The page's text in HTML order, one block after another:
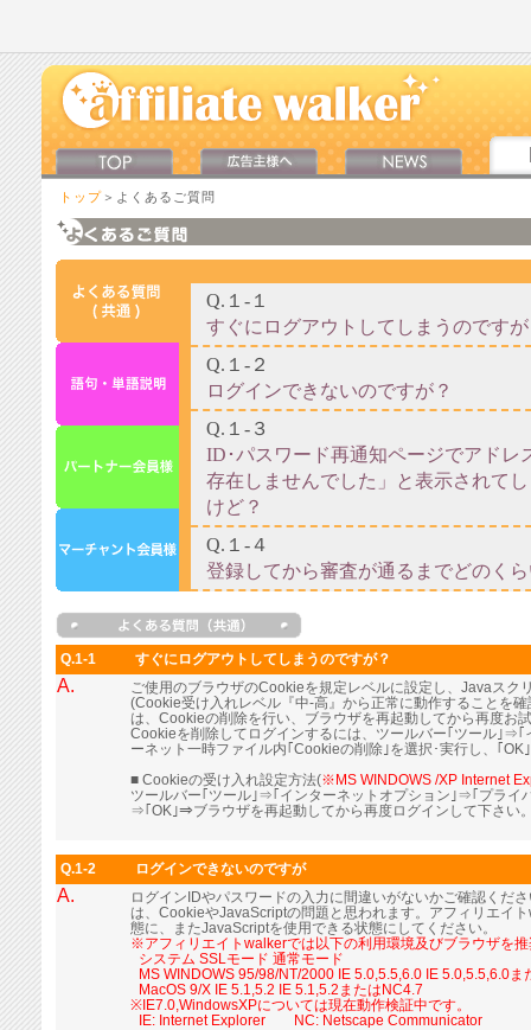
トップ ＞よくあるご質問
Q.1-1 すぐにログアウトしてしまうのですが？
A.
ご使用のブラウザのCookieを規定レベルに設定し、Javaスク
(Cookie受け入れレベル『中-高』から正常に動作することを
は、Cookieの削除を行い、ブラウザを再起動してから再度お
Cookieを削除してログインするには、ツールバー｢ツール｣⇒
ーネット一時ファイル内｢Cookieの削除｣を選択･実行し、｢
■ Cookieの受け入れ設定方法(※MS WINDOWS /XP Internet
ツールバー｢ツール｣⇒｢インターネットオプション｣⇒｢プライ
⇒｢OK｣⇒ブラウザを再起動してから再度ログインして下さい
Q.1-2 ログインできないのですが
A.
ログインIDやパスワードの入力に間違いがないかご確認くだ
は、CookieやJavaScriptの問題と思われます。アフィリエイ
態に、またJavaScriptを使用できる状態にしてください。
※アフィリエイトwalkerでは以下の利用環境及びブラウザを
システム SSLモード 通常モード
MS WINDOWS 95/98/NT/2000 IE 5.0,5.5,6.0 IE 5.0,5.5,6.0ま
MacOS 9/X IE 5.1,5.2 IE 5.1,5.2またはNC4.7
※IE7.0,WindowsXPについては現在動作検証中です。
IE: Internet Explorer NC: Netscape Communicator